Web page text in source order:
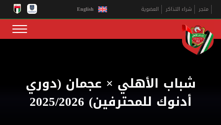
متجر شراء التذاكر العضوية English
شباب الأهلي × عجمان (دوري
أدنوك للمحترفين) 2025/2026